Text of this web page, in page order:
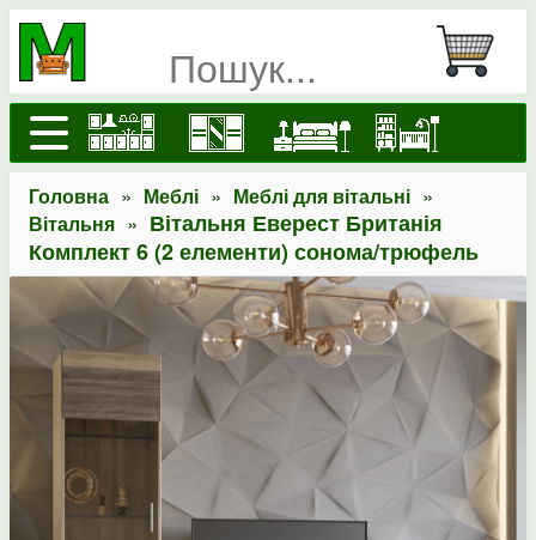
Головна » Меблі » Меблі для вітальні »
Вітальня » Вітальня Еверест Британія
Комплект 6 (2 елементи) сонома/трюфель